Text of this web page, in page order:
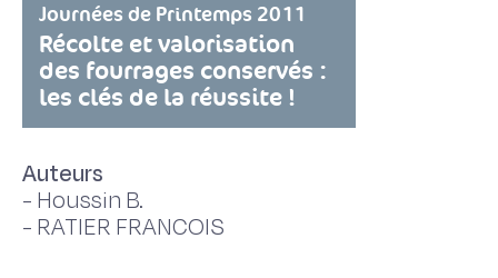
Journées de Printemps 2011
Récolte et valorisation
des fourrages conservés :
les clés de la réussite !
Auteurs
- Houssin B.
- RATIER FRANCOIS